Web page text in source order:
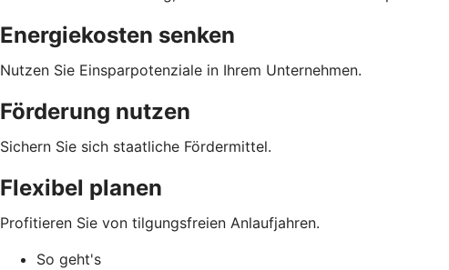
Energiekosten senken
Nutzen Sie Einsparpotenziale in Ihrem Unternehmen.
Förderung nutzen
Sichern Sie sich staatliche Fördermittel.
Flexibel planen
Profitieren Sie von tilgungsfreien Anlaufjahren.
So geht's